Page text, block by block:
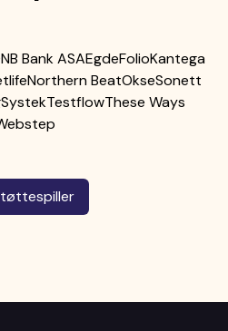
Bank ASAEgdeFolioKantega
Northern BeatOkseSonett
SystekTestflowThese Ways